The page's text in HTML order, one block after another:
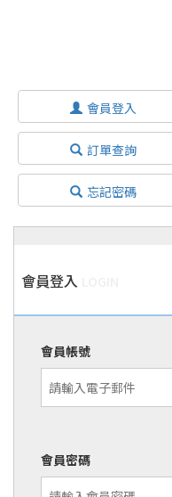
會員登入
訂單查詢
忘記密碼
會員登入
會員帳號
會員密碼